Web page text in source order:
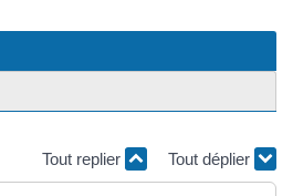
Tout replier Tout déplier